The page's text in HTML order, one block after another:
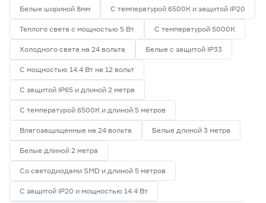
Белые шириной 8мм С температурой 6500К и защитой IP20
Теплого света с мощностью 5 Вт С температурой 5000К
Холодного света на 24 вольта Белые с защитой IP33
С мощностью 14.4 Вт на 12 вольт
С защитой IP65 и длиной 2 метра
С температурой 6500К и длиной 5 метров
Влагозащищенные на 24 вольта Белые длиной 3 метра
Белые длиной 2 метра
Со светодиодами SMD и длиной 5 метров
С защитой IP20 и мощностью 14.4 Вт